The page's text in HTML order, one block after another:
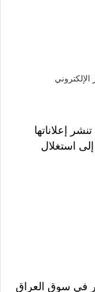
إعلاناتها
استغلال
في سوق العراق